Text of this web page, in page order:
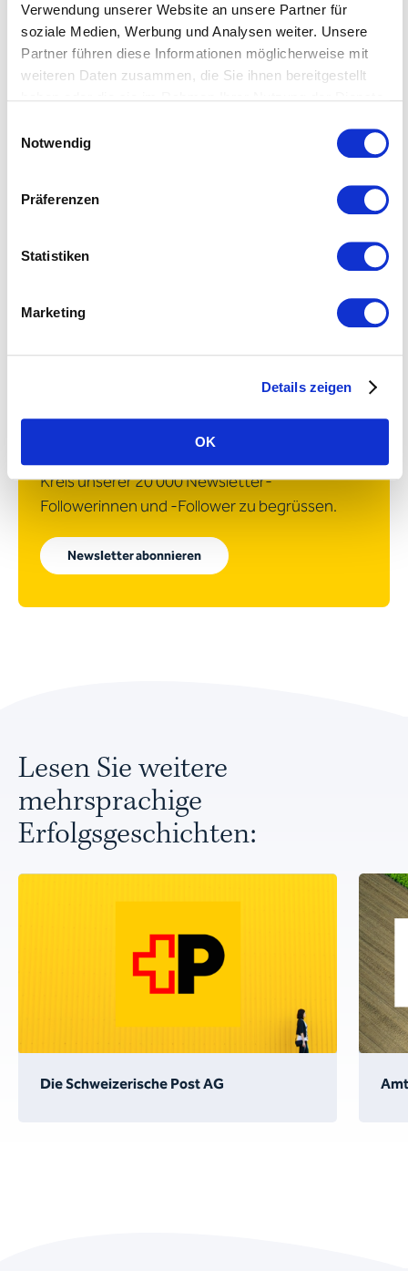
Verwendung unserer Website an unsere Partner für
soziale Medien, Werbung und Analysen weiter. Unsere
Partner führen diese Informationen möglicherweise mit
weiteren Daten zusammen, die Sie ihnen bereitgestellt
Weitere Informationen entnehmen Sie bitte unserer
Notwendig
Präferenzen
Statistiken
Marketing
Details zeigen
OK
neue Kundenprojekte und
ebenso informativen wie unterhaltsamen
Kreis unserer 20 000 Newsletter-
Followerinnen und -Follower zu begrüssen.
Newsletter abonnieren
Lesen Sie weitere
mehrsprachige
Erfolgsgeschichten:
Die Schweizerische Post AG